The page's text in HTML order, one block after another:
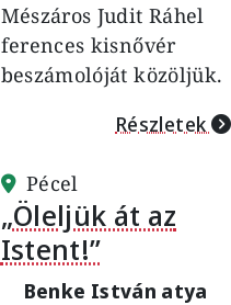
Mészáros Judit Ráhel
ferences kisnővér
beszámolóját közöljük.
Részletek
Pécel
„Öleljük át az
Istent!”
Benke István atya